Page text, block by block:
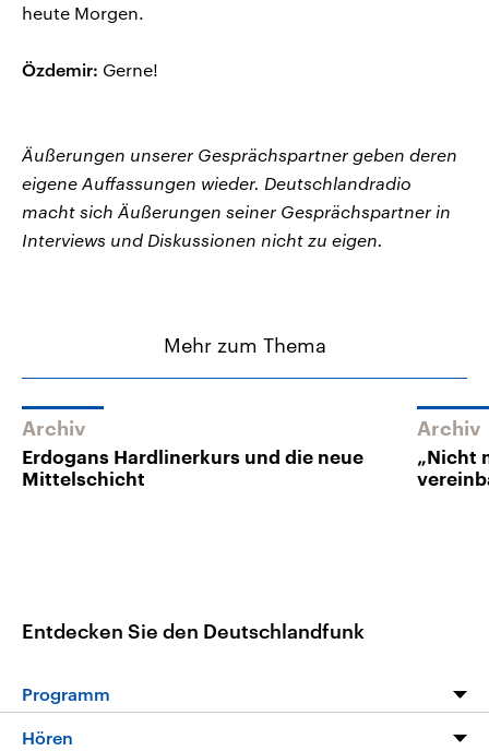
heute Morgen.
Özdemir: Gerne!
Äußerungen unserer Gesprächspartner geben deren
eigene Auffassungen wieder. Deutschlandradio
macht sich Äußerungen seiner Gesprächspartner in
Interviews und Diskussionen nicht zu eigen.
Mehr zum Thema
Archiv
Erdogans Hardlinerkurs und die neue
Mittelschicht
Archiv
„Nicht
Entdecken Sie den Deutschlandfunk
Programm
Programm
Hören